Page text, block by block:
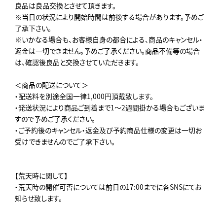
良品は良品交換とさせて頂きます。
※当日の状況により開始時間は前後する場合があります。予めご
了承下さい。
※いかなる場合も、お客様自身の都合による、商品のキャンセル・
返金は一切できません。予めご了承ください。商品不備等の場合
は、確認後良品と交換させていただきます。
＜商品の配送について＞
・配送料を別途全国一律1,000円頂戴致します。
・発送状況により商品ご到着まで1～2週間掛かる場合もございま
すので予めご了承ください。
・ご予約後のキャンセル・返金及び予約商品仕様の変更は一切お
受けできませんのでご了承下さい。
【荒天時に関して】
・荒天時の開催可否については前日の17:00までに各SNSにてお
知らせ致します。